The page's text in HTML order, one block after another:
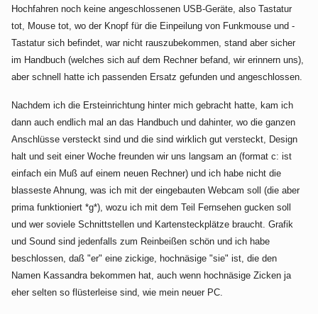
Hochfahren noch keine angeschlossenen USB-Geräte, also Tastatur
tot, Mouse tot, wo der Knopf für die Einpeilung von Funkmouse und -
Tastatur sich befindet, war nicht rauszubekommen, stand aber sicher
im Handbuch (welches sich auf dem Rechner befand, wir erinnern uns),
aber schnell hatte ich passenden Ersatz gefunden und angeschlossen.
Nachdem ich die Ersteinrichtung hinter mich gebracht hatte, kam ich
dann auch endlich mal an das Handbuch und dahinter, wo die ganzen
Anschlüsse versteckt sind und die sind wirklich gut versteckt, Design
halt und seit einer Woche freunden wir uns langsam an (format c: ist
einfach ein Muß auf einem neuen Rechner) und ich habe nicht die
blasseste Ahnung, was ich mit der eingebauten Webcam soll (die aber
prima funktioniert *g*), wozu ich mit dem Teil Fernsehen gucken soll
und wer soviele Schnittstellen und Kartensteckplätze braucht. Grafik
und Sound sind jedenfalls zum Reinbeißen schön und ich habe
beschlossen, daß "er" eine zickige, hochnäsige "sie" ist, die den
Namen Kassandra bekommen hat, auch wenn hochnäsige Zicken ja
eher selten so flüsterleise sind, wie mein neuer PC.